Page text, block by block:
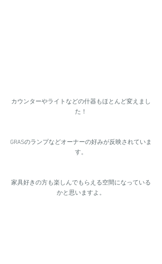
カウンターやライトなどの什器もほとんど変えまし
た！
GRASのランプなどオーナーの好みが反映されていま
す。
家具好きの方も楽しんでもらえる空間になっている
かと思いますよ。